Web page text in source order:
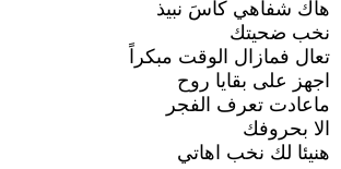
هاك شفاهي كاسَ نبيذ
نخب ضحيتك
تعال فمازال الوقت مبكراً
اجهز على بقايا روح
ماعادت تعرف الفجر
الا بحروفك
هنيئا لك نخب اهاتي